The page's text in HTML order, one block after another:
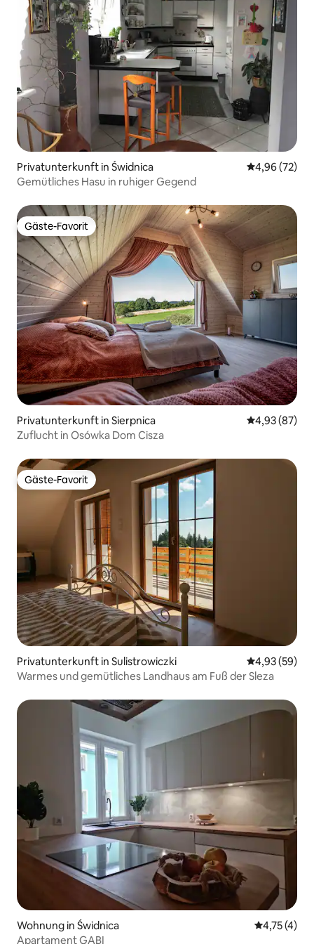
Privatunterkunft in Świdnica
4,96 (72)
Gemütliches Hasu in ruhiger Gegend
Gäste-Favorit
Gäste-Favorit
Privatunterkunft in Sierpnica
4,93 (87)
Zuflucht in Osówka Dom Cisza
Gäste-Favorit
Gäste-Favorit
Privatunterkunft in Sulistrowiczki
4,93 (59)
Warmes und gemütliches Landhaus am Fuß der Sleza
Wohnung in Świdnica
4,75 (4)
Apartament GABI